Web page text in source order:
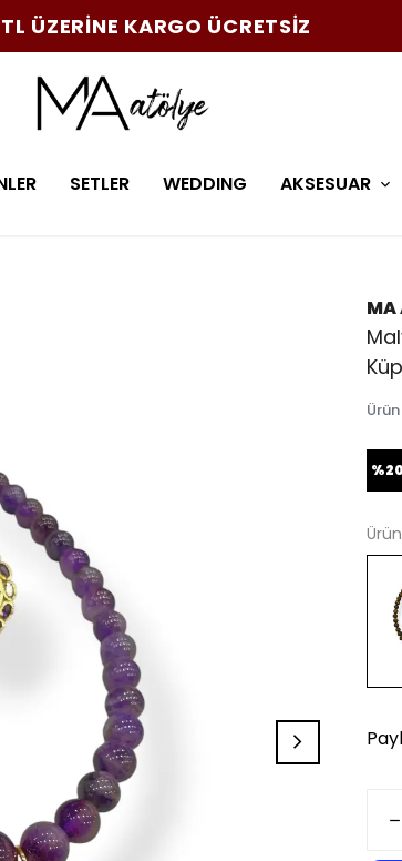
ÜZERİNE KARGO ÜCRETSİZ
SETLER WEDDING AKSESUAR
MA
%20